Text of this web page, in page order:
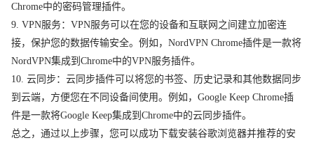
Chrome中的密码管理插件。
9. VPN服务：VPN服务可以在您的设备和互联网之间建立加密连
接，保护您的数据传输安全。例如，NordVPN Chrome插件是一款将
NordVPN集成到Chrome中的VPN服务插件。
10. 云同步：云同步插件可以将您的书签、历史记录和其他数据同步
到云端，方便您在不同设备间使用。例如，Google Keep Chrome插
件是一款将Google Keep集成到Chrome中的云同步插件。
总之，通过以上步骤，您可以成功下载安装谷歌浏览器并推荐的安